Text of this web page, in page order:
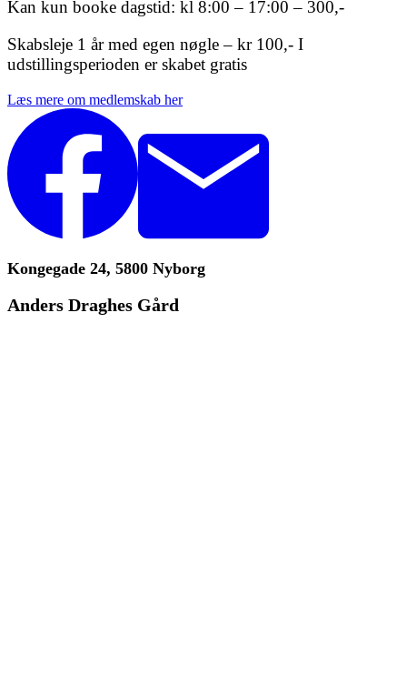
Kan kun booke dagstid: kl 8:00 – 17:00 – 300,-
Skabsleje 1 år med egen nøgle – kr 100,- I
udstillingsperioden er skabet gratis
Læs mere om medlemskab her
Kongegade 24, 5800 Nyborg
Anders Draghes Gård